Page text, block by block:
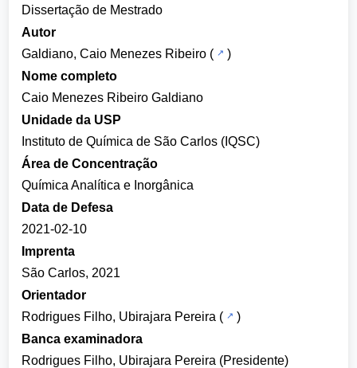
Dissertação de Mestrado
Autor
Galdiano, Caio Menezes Ribeiro (
)
Nome completo
Caio Menezes Ribeiro Galdiano
Unidade da USP
Instituto de Química de São Carlos (IQSC)
Área de Concentração
Química Analítica e Inorgânica
Data de Defesa
2021-02-10
Imprenta
São Carlos, 2021
Orientador
Rodrigues Filho, Ubirajara Pereira (
)
Banca examinadora
Rodrigues Filho, Ubirajara Pereira (Presidente)